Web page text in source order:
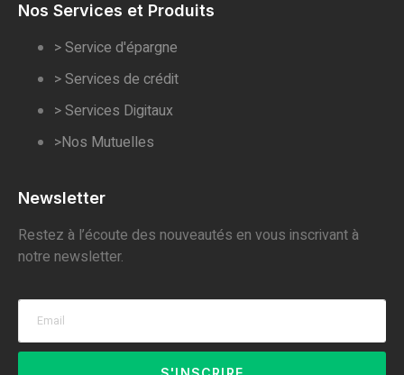
Nos Services et Produits
> Service d'épargne
> Services de crédit
> Services Digitaux
>Nos Mutuelles
Newsletter
Restez à l’écoute des nouveautés en vous inscrivant à
notre newsletter.